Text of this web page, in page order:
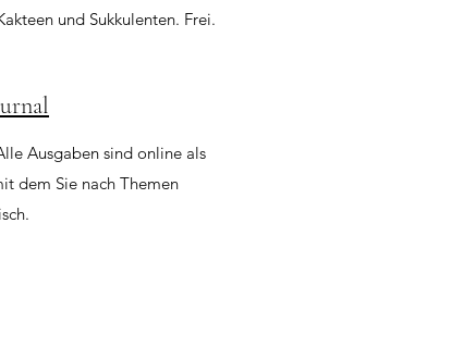
und Sukkulenten. Frei.
Ausgaben sind online als
dem Sie nach Themen